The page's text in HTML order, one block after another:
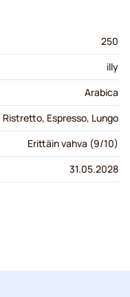
250
illy
Arabica
Ristretto, Espresso, Lungo
Erittäin vahva (9/10)
31.05.2028